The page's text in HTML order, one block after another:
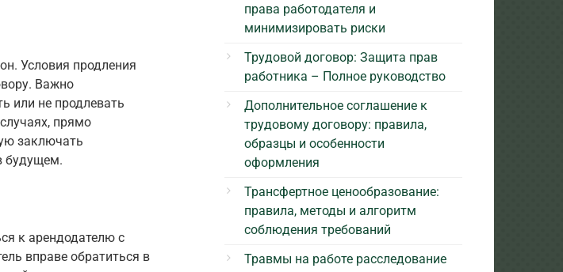
Условия продления
Важно
или не продлевать
прямо
заключать
будущем.
к арендодателю с
вправе обратиться в
права работодателя и
минимизировать риски
Трудовой договор: Защита прав
работника – Полное руководство
Дополнительное соглашение к
трудовому договору: правила,
образцы и особенности
оформления
Трансфертное ценообразование:
правила, методы и алгоритм
соблюдения требований
Травмы на работе расследование